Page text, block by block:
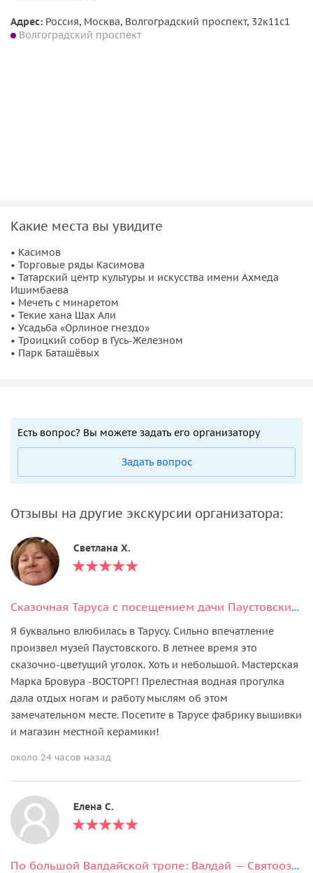
Адрес: Россия, Москва, Волгоградский проспект, 32к11с1
Волгоградский проспект
Какие места вы увидите
• Касимов
• Торговые ряды Касимова
• Татарский центр культуры и искусства имени Ахмеда
Ишимбаева
• Мечеть с минаретом
• Текие хана Шах Али
• Усадьба «Орлиное гнездо»
• Троицкий собор в Гусь-Железном
• Парк Баташёвых
Есть вопрос? Вы можете задать его организатору
Задать вопрос
Отзывы на другие экскурсии организатора:
Светлана Х.
Сказочная Таруса с посещением дачи Паустовских или усадьбы Поленова
Я буквально влюбилась в Тарусу. Сильно впечатление
произвел музей Паустовского. В летнее время это
сказочно-цветущий уголок. Хоть и небольшой. Мастерская
Марка Бровура -ВОСТОРГ! Прелестная водная прогулка
дала отдых ногам и работу мыслям об этом
замечательном месте. Посетите в Тарусе фабрику вышивки
и магазин местной керамики!
около 24 часов назад
Елена С.
По большой Валдайской тропе: Валдай — Святоозерский Иверский монастырь